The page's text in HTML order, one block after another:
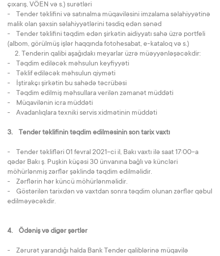
çıxarış, VÖEN və s.) surətləri
- Tender təklifini və satınalma müqaviləsini imzalama səlahiyyətinə
malik olan şəxsin səlahiyyətlərini təsdiq edən sənəd
- Tender təklifini təqdim edən şirkətin aidiyyatı sahə üzrə portfeli
(albom, görülmüş işlər haqqında fotohesabat, e-kataloq və s.)
2. Tenderin qalibi aşağıdakı meyarlar üzrə müəyyənləşəcəkdir:
- Təqdim ediləcək məhsulun keyfiyyəti
- Təklif ediləcək məhsulun qiyməti
- İştirakçı şirkətin bu sahədə təcrübəsi
- Təqdim edilmiş məhsullara verilən zəmanət müddəti
- Müqavilənin icra müddəti
- Avadanlıqlara texniki servis xidmətinin müddəti
3. Tender təklifinin təqdim edilməsinin son tarix vaxtı
- Tender təklifləri 01 fevral 2021-ci il, Bakı vaxtı ilə saat 17:00-a
qədər Bakı ş. Puşkin küçəsi 30 ünvanına bağlı və küncləri
möhürlənmiş zərflər şəklində təqdim edilməlidir.
- Zərflərin hər küncü möhürlənməlidir.
- Göstərilən tarixdən və vaxtdan sonra təqdim olunan zərflər qəbul
edilməyəcəkdir.
4. Ödəniş və digər şərtlər
- Zərurət yarandığı halda Bank Tender qaliblərinə müqavilə